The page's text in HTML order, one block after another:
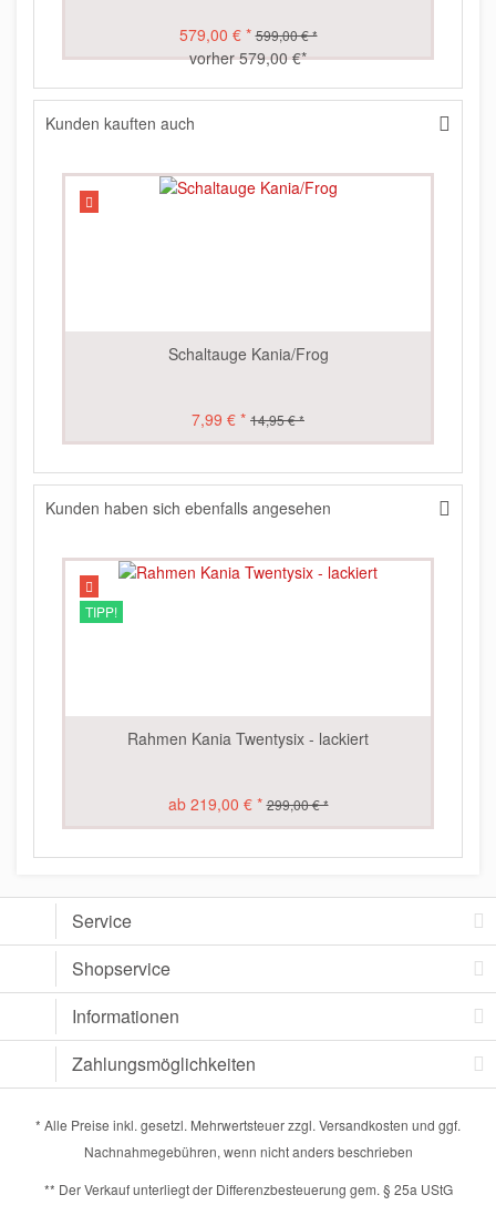
579,00 € * 599,00 € *
vorher 579,00 €*
Kunden kauften auch
Schaltauge Kania/Frog
7,99 € * 14,95 € *
Kunden haben sich ebenfalls angesehen
TIPP!
Rahmen Kania Twentysix - lackiert
ab 219,00 € * 299,00 € *
Service
Shopservice
Informationen
Zahlungsmöglichkeiten
* Alle Preise inkl. gesetzl. Mehrwertsteuer zzgl. Versandkosten und ggf.
Nachnahmegebühren, wenn nicht anders beschrieben
** Der Verkauf unterliegt der Differenzbesteuerung gem. § 25a UStG